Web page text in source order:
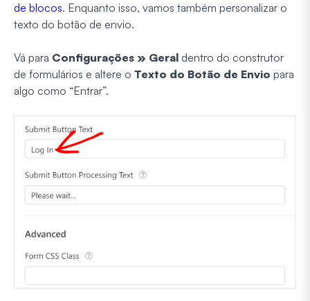
de blocos. Enquanto isso, vamos também personalizar o
texto do botão de envio.
Vá para Configurações » Geral dentro do construtor
de formulários e altere o Texto do Botão de Envio para
algo como “Entrar”.